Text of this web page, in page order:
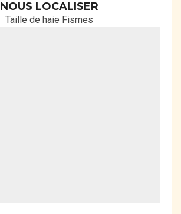
NOUS LOCALISER
Taille de haie Fismes